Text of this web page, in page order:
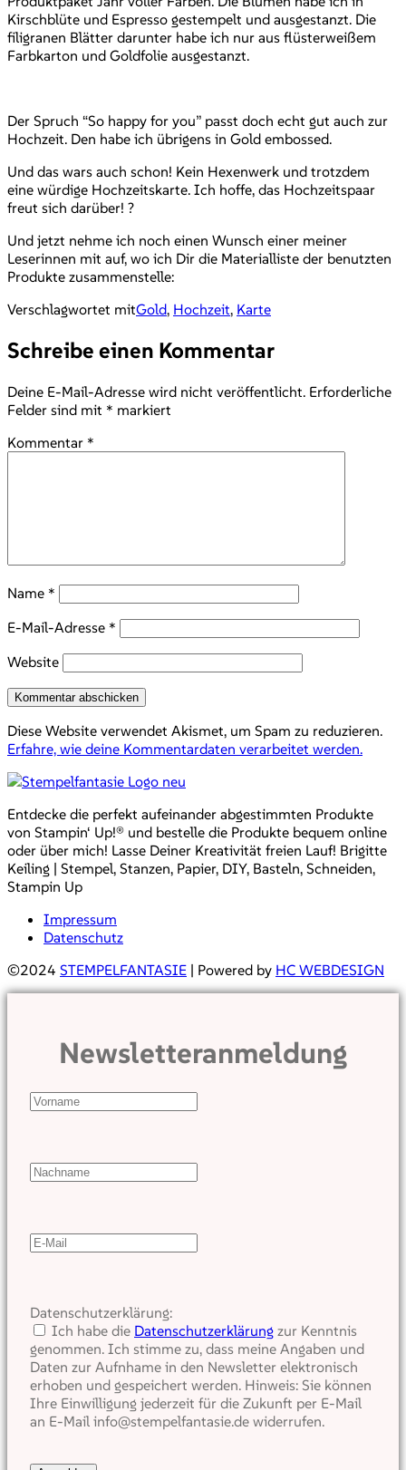
Kirschblüte und Espresso gestempelt und ausgestanzt. Die
filigranen Blätter darunter habe ich nur aus flüsterweißem
Farbkarton und Goldfolie ausgestanzt.
Der Spruch “So happy for you” passt doch echt gut auch zur
Hochzeit. Den habe ich übrigens in Gold embossed.
Und das wars auch schon! Kein Hexenwerk und trotzdem
eine würdige Hochzeitskarte. Ich hoffe, das Hochzeitspaar
freut sich darüber! ?
Und jetzt nehme ich noch einen Wunsch einer meiner
Leserinnen mit auf, wo ich Dir die Materialliste der benutzten
Produkte zusammenstelle:
Verschlagwortet mitGold, Hochzeit, Karte
Schreibe einen Kommentar
Deine E-Mail-Adresse wird nicht veröffentlicht. Erforderliche
Felder sind mit * markiert
Kommentar *
Name *
E-Mail-Adresse *
Website
Diese Website verwendet Akismet, um Spam zu reduzieren.
Erfahre, wie deine Kommentardaten verarbeitet werden.
Entdecke die perfekt aufeinander abgestimmten Produkte
von Stampin‘ Up!® und bestelle die Produkte bequem online
oder über mich! Lasse Deiner Kreativität freien Lauf! Brigitte
Keiling | Stempel, Stanzen, Papier, DIY, Basteln, Schneiden,
Stampin Up
Impressum
Datenschutz
©2024 STEMPELFANTASIE | Powered by HC WEBDESIGN
Newsletteranmeldung
Datenschutzerklärung:
Ich habe die Datenschutzerklärung zur Kenntnis
genommen. Ich stimme zu, dass meine Angaben und
Daten zur Aufnhame in den Newsletter elektronisch
erhoben und gespeichert werden. Hinweis: Sie können
Ihre Einwilligung jederzeit für die Zukunft per E-Mail
an E-Mail info@stempelfantasie.de widerrufen.